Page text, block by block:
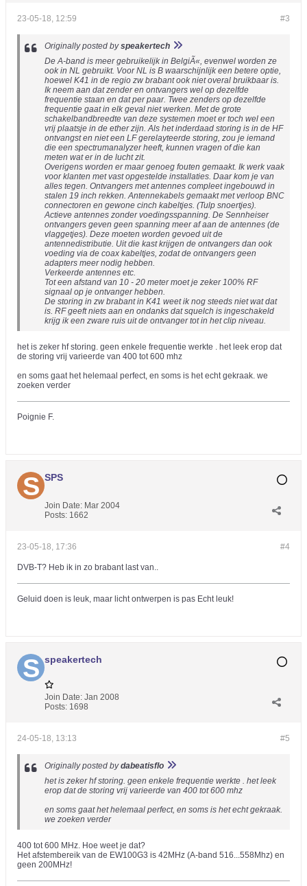
#3
23-05-18, 12:59
Originally posted byspeakertech
De A-band is meer gebruikelijk in BelgiÃ«, evenwel worden ze
ook in NL gebruikt. Voor NL is B waarschijnlijk een betere optie,
hoewel K41 in de regio zw brabant ook niet overal bruikbaar is.
Ik neem aan dat zender en ontvangers wel op dezelfde
frequentie staan en dat per paar. Twee zenders op dezelfde
frequentie gaat in elk geval niet werken. Met de grote
schakelbandbreedte van deze systemen moet er toch wel een
vrij plaatsje in de ether zijn. Als het inderdaad storing is in de HF
ontvangst en niet een LF gerelayteerde storing, zou je iemand
die een spectrumanalyzer heeft, kunnen vragen of die kan
meten wat er in de lucht zit.
Overigens worden er maar genoeg fouten gemaakt. Ik werk vaak
voor klanten met vast opgestelde installaties. Daar kom je van
alles tegen. Ontvangers met antennes compleet ingebouwd in
stalen 19 inch rekken. Antennekabels gemaakt met verloop BNC
connectoren en gewone cinch kabeltjes. (Tulp snoertjes).
Actieve antennes zonder voedingsspanning. De Sennheiser
ontvangers geven geen spanning meer af aan de antennes (de
vlaggetjes). Deze moeten worden gevoed uit de
antennedistributie. Uit die kast krijgen de ontvangers dan ook
voeding via de coax kabeltjes, zodat de ontvangers geen
adapters meer nodig hebben.
Verkeerde antennes etc.
Tot een afstand van 10 - 20 meter moet je zeker 100% RF
signaal op je ontvanger hebben.
De storing in zw brabant in K41 weet ik nog steeds niet wat dat
is. RF geeft niets aan en ondanks dat squelch is ingeschakeld
krijg ik een zware ruis uit de ontvanger tot in het clip niveau.
het is zeker hf storing. geen enkele frequentie werkte . het leek erop dat
de storing vrij varieerde van 400 tot 600 mhz
en soms gaat het helemaal perfect, en soms is het echt gekraak. we
zoeken verder
Poignie F.
SPS
Join Date: Mar 2004
Posts: 1662
#4
23-05-18, 17:36
DVB-T? Heb ik in zo brabant last van..
Geluid doen is leuk, maar licht ontwerpen is pas Echt leuk!
speakertech
Join Date: Jan 2008
Posts: 1698
#5
24-05-18, 13:13
Originally posted bydabeatisflo
het is zeker hf storing. geen enkele frequentie werkte . het leek
erop dat de storing vrij varieerde van 400 tot 600 mhz
en soms gaat het helemaal perfect, en soms is het echt gekraak.
we zoeken verder
400 tot 600 MHz. Hoe weet je dat?
Het afstembereik van de EW100G3 is 42MHz (A-band 516...558Mhz) en
geen 200MHz!